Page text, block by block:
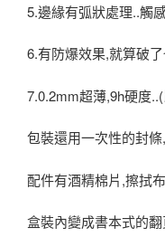
5.邊緣有弧狀處理..觸
6.有防爆效果,就算破
7.0.2mm超薄,9h硬度
包裝還用一次性的封
配件有酒精棉片,擦拭
盒裝內變成書本式的